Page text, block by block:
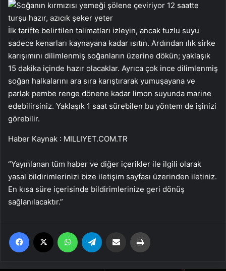
İlk tarifte belirtilen talimatları izleyin, ancak tuzlu suyu
sadece kenarları kaynayana kadar ısıtın. Ardından ılık sirke
karışımını dilimlenmiş soğanların üzerine dökün; yaklaşık
15 dakika içinde hazır olacaklar. Ayrıca çok ince dilimlenmiş
soğan halkalarını ara sıra karıştırarak yumuşayana ve
parlak pembe renge dönene kadar limon suyunda marine
edebilirsiniz. Yaklaşık 1 saat sürebilen bu yöntem de işinizi
görebilir.
Haber Kaynak : MILLIYET.COM.TR
“Yayınlanan tüm haber ve diğer içerikler ile ilgili olarak
yasal bildirimlerinizi bize iletişim sayfası üzerinden iletiniz.
En kısa süre içerisinde bildirimlerinize geri dönüş
sağlanılacaktır.”
Facebook WhatsApp Email'den paylaş